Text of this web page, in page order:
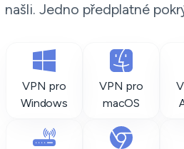
našli. Jedno předplatné
VPN pro
Windows
VPN pro
macOS